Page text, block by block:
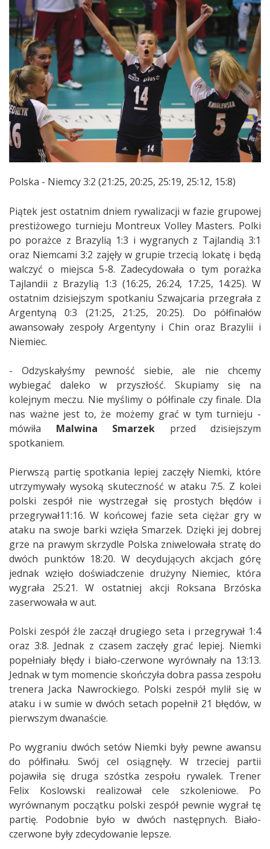
Polska - Niemcy 3:2 (21:25, 20:25, 25:19, 25:12, 15:8)
Piątek jest ostatnim dniem rywalizacji w fazie grupowej
prestiżowego turnieju Montreux Volley Masters. Polki
po porażce z Brazylią 1:3 i wygranych z Tajlandią 3:1
oraz Niemcami 3:2 zajęły w grupie trzecią lokatę i będą
walczyć o miejsca 5-8. Zadecydowała o tym porażka
Tajlandii z Brazylią 1:3 (16:25, 26:24, 17:25, 14:25). W
ostatnim dzisiejszym spotkaniu Szwajcaria przegrała z
Argentyną 0:3 (21:25, 21:25, 20:25). Do półfinałów
awansowały zespoły Argentyny i Chin oraz Brazylii i
Niemiec.
- Odzyskałyśmy pewność siebie, ale nie chcemy
wybiegać daleko w przyszłość. Skupiamy się na
kolejnym meczu. Nie myślimy o półfinale czy finale. Dla
nas ważne jest to, że możemy grać w tym turnieju -
mówiła Malwina Smarzek przed dzisiejszym
spotkaniem.
Pierwszą partię spotkania lepiej zaczęły Niemki, które
utrzymywały wysoką skuteczność w ataku 7:5. Z kolei
polski zespół nie wystrzegał się prostych błędów i
przegrywał11:16. W końcowej fazie seta ciężar gry w
ataku na swoje barki wzięła Smarzek. Dzięki jej dobrej
grze na prawym skrzydle Polska zniwelowała stratę do
dwóch punktów 18:20. W decydujących akcjach górę
jednak wzięło doświadczenie drużyny Niemiec, która
wygrała 25:21. W ostatniej akcji Roksana Brzóska
zaserwowała w aut.
Polski zespół źle zaczął drugiego seta i przegrywał 1:4
oraz 3:8. Jednak z czasem zaczęły grać lepiej. Niemki
popełniały błędy i biało-czerwone wyrównały na 13:13.
Jednak w tym momencie skończyła dobra passa zespołu
trenera Jacka Nawrockiego. Polski zespół mylił się w
ataku i w sumie w dwóch setach popełnił 21 błędów, w
pierwszym dwanaście.
Po wygraniu dwóch setów Niemki były pewne awansu
do półfinału. Swój cel osiągnęły. W trzeciej partii
pojawiła się druga szóstka zespołu rywalek. Trener
Felix Koslowski realizował cele szkoleniowe. Po
wyrównanym początku polski zespół pewnie wygrał tę
partię. Podobnie było w dwóch następnych. Biało-
czerwone były zdecydowanie lepsze.